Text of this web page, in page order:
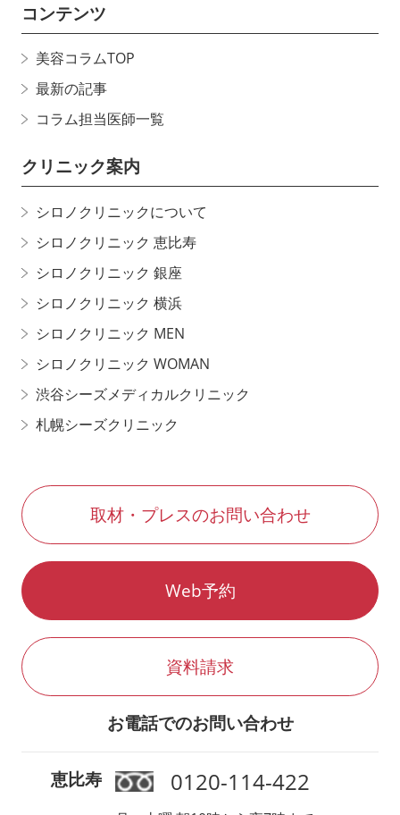
コンテンツ
美容コラムTOP
最新の記事
コラム担当医師一覧
クリニック案内
シロノクリニックについて
シロノクリニック 恵比寿
シロノクリニック 銀座
シロノクリニック 横浜
シロノクリニック MEN
シロノクリニック WOMAN
渋谷シーズメディカルクリニック
札幌シーズクリニック
取材・プレスのお問い合わせ
Web予約
資料請求
お電話でのお問い合わせ
恵比寿 0120-114-422